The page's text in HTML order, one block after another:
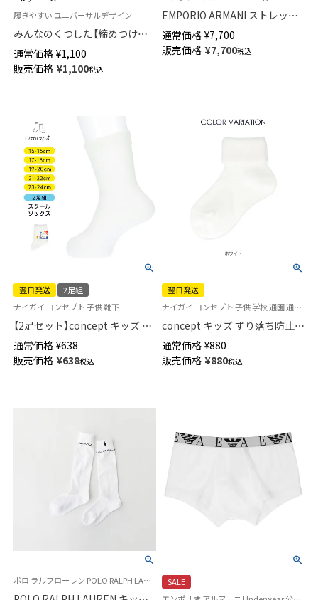
履きやすい ユニバーサルデザイン
みんなのくつした【締めつけな
い靴下】 薄手 ハイゲージ 足口ふ
んわり オーガニックコットン混
クルー丈 ソックス レディース
通常価格 ¥1,100
販売価格 ¥1,100税込
EMPORIO ARMANI ストレッチ
コットン クルーネック 半袖 Tシ
ャツ EUサイズ メンズ
54047295
通常価格 ¥7,700
販売価格 ¥7,700税込
翌日発送
2足組
ナイガイ コンセプト 子供 靴下
【2足セット】concept キッズ ず
り落ち防止 スクールソックス
足首パール編み かかと大きめ
直角ヒール クルー丈 通学 【365
通常価格 ¥638
販売価格 ¥638税込
翌日発送
ナイガイ コンセプト 子供 学校 通園 通学 制服
concept キッズ ずり落ち防止
スクールソックス 三つ折 【365
日最短翌日発送】04402034
通常価格 ¥880
販売価格 ¥880税込
ポロ ラルフローレン POLO RALPH LAUREN キッズ 子供 靴下 旧04813673
SALE